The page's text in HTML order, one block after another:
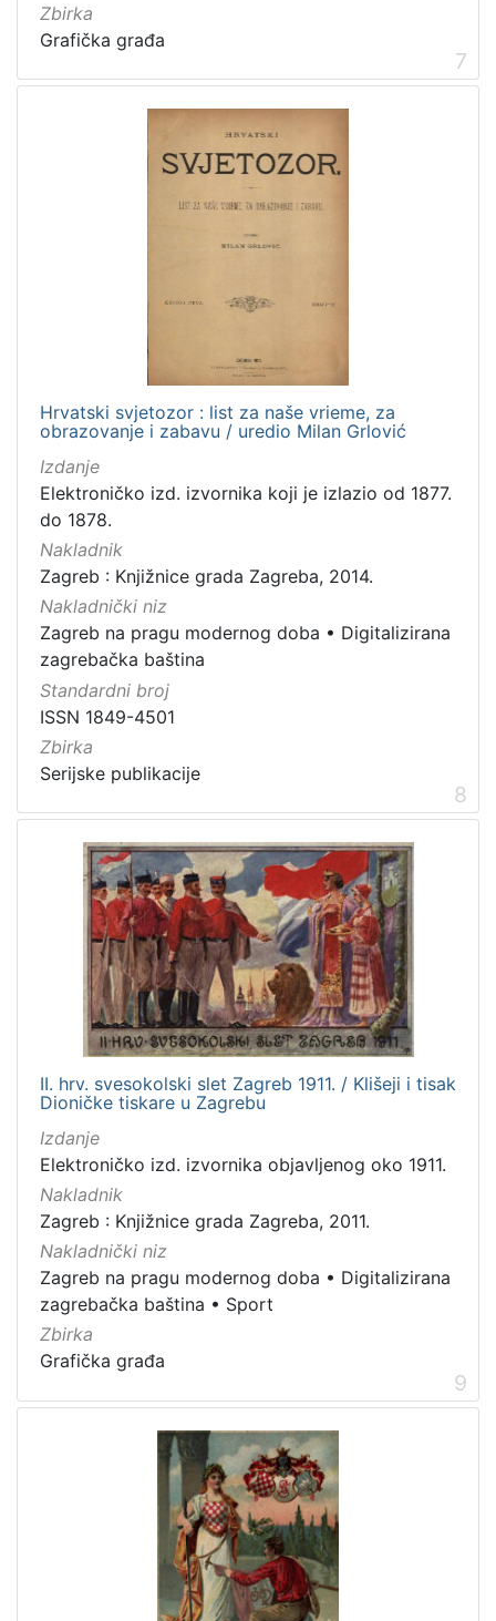
Zbirka
Grafička građa
7
Hrvatski svjetozor : list za naše vrieme, za
obrazovanje i zabavu / uredio Milan Grlović
Izdanje
Elektroničko izd. izvornika koji je izlazio od 1877.
do 1878.
Nakladnik
Zagreb : Knjižnice grada Zagreba, 2014.
Nakladnički niz
Zagreb na pragu modernog doba • Digitalizirana
zagrebačka baština
Standardni broj
ISSN 1849-4501
Zbirka
Serijske publikacije
8
II. hrv. svesokolski slet Zagreb 1911. / Klišeji i tisak
Dioničke tiskare u Zagrebu
Izdanje
Elektroničko izd. izvornika objavljenog oko 1911.
Nakladnik
Zagreb : Knjižnice grada Zagreba, 2011.
Nakladnički niz
Zagreb na pragu modernog doba • Digitalizirana
zagrebačka baština • Sport
Zbirka
Grafička građa
9